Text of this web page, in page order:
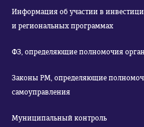
Информация об участии в
и региональных программах
ФЗ, определяющие полномочия
Законы РМ, определяющие
самоуправления
Муниципальный контроль